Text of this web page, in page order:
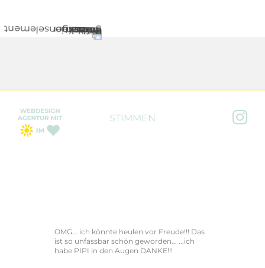
STIMMEN 
OMG... ich könnte heulen vor Freude!!! Das
ist so unfassbar schön geworden... ...ich
habe PIPI in den Augen DANKE!!!